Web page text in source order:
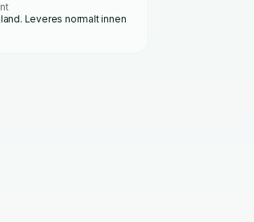
Leveres normalt innen